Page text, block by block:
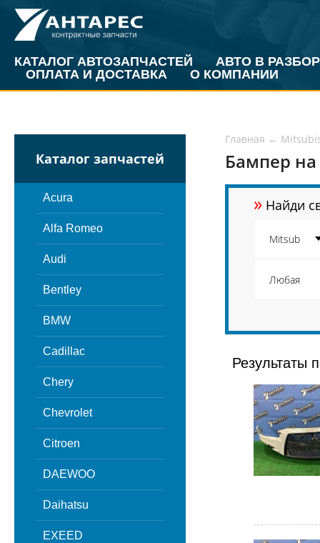
КАТАЛОГ АВТОЗАПЧАСТЕЙ
АВТО В РАЗБОР
ОПЛАТА И ДОСТАВКА
О КОМПАНИИ
Каталог запчастей
Acura
Alfa Romeo
Audi
Bentley
BMW
Cadillac
Chery
Chevrolet
Citroen
DAEWOO
Daihatsu
EXEED
Главная ←
Бампер
» Найди
Результаты